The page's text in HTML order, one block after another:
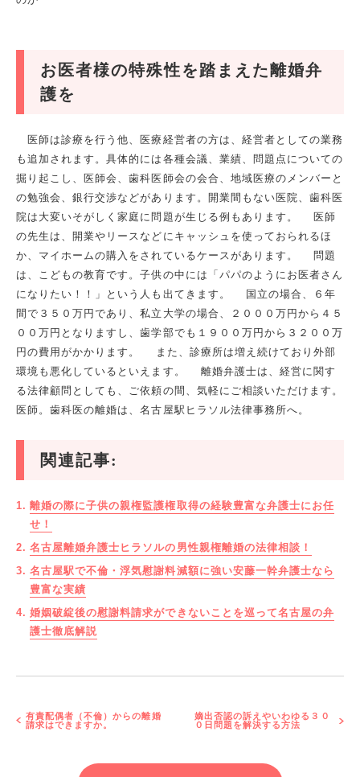
お医者様の特殊性を踏まえた離婚弁
護を
医師は診療を行う他、医療経営者の方は、経営者としての業務
も追加されます。具体的には各種会議、業績、問題点についての
掘り起こし、医師会、歯科医師会の会合、地域医療のメンバーと
の勉強会、銀行交渉などがあります。開業間もない医院、歯科医
院は大変いそがしく家庭に問題が生じる例もあります。 医師
の先生は、開業やリースなどにキャッシュを使っておられるほ
か、マイホームの購入をされているケースがあります。 問題
は、こどもの教育です。子供の中には「パパのようにお医者さん
になりたい！！」という人も出てきます。 国立の場合、６年
間で３５０万円であり、私立大学の場合、２０００万円から４５
００万円となりますし、歯学部でも１９００万円から３２００万
円の費用がかかります。 また、診療所は増え続けており外部
環境も悪化しているといえます。 離婚弁護士は、経営に関す
る法律顧問としても、ご依頼の間、気軽にご相談いただけます。
医師。歯科医の離婚は、名古屋駅ヒラソル法律事務所へ。
関連記事:
離婚の際に子供の親権監護権取得の経験豊富な弁護士にお任
せ！
名古屋離婚弁護士ヒラソルの男性親権離婚の法律相談！
名古屋駅で不倫・浮気慰謝料減額に強い安藤一幹弁護士なら
豊富な実績
婚姻破綻後の慰謝料請求ができないことを巡って名古屋の弁
護士徹底解説
有責配偶者（不倫）からの離婚
請求はできますか。
嫡出否認の訴えやいわゆる３０
０日問題を解決する方法